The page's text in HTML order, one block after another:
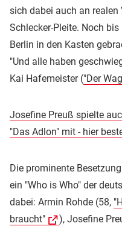
sich dabei auch an realen
Schlecker-Pleite. Noch
Berlin in den Kasten
"Und alle haben
Kai Hafemeister ("Der
Josefine Preuß spielte
"Das Adlon" mit - hier
Die prominente
ein "Who is Who" der
dabei: Armin Rohde (58,
braucht"
), Josefine